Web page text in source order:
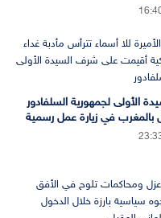
الأولى لجمهورية السلفادور
بالمغرب في زيارة عمل رسمية